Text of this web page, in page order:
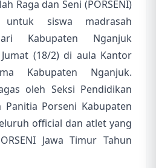
Raga dan Seni (PORSENI)
siswa madrasah
Kabupaten Nganjuk
(18/2) di aula Kantor
Kabupaten Nganjuk.
oleh Seksi Pendidikan
Panitia Porseni Kabupaten
official dan atlet yang
Jawa Timur Tahun